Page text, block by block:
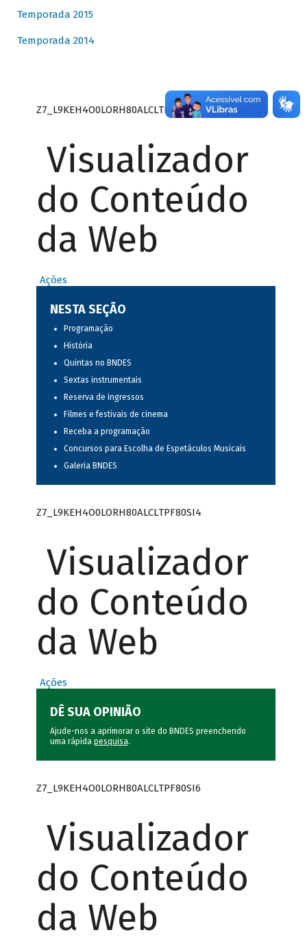
Temporada 2015
Temporada 2014
Z7_L9KEH4O0LORH80ALCLTPF80S27
Visualizador
do Conteúdo
da Web
Ações
NESTA SEÇÃO
Programação
História
Quintas no BNDES
Sextas instrumentais
Reserva de ingressos
Filmes e festivais de cinema
Receba a programação
Concursos para Escolha de Espetáculos Musicais
Galeria BNDES
Z7_L9KEH4O0LORH80ALCLTPF80SI4
Visualizador
do Conteúdo
da Web
Ações
DÊ SUA OPINIÃO
Ajude-nos a aprimorar o site do BNDES preenchendo
uma rápida pesquisa.
Z7_L9KEH4O0LORH80ALCLTPF80SI6
Visualizador
do Conteúdo
da Web